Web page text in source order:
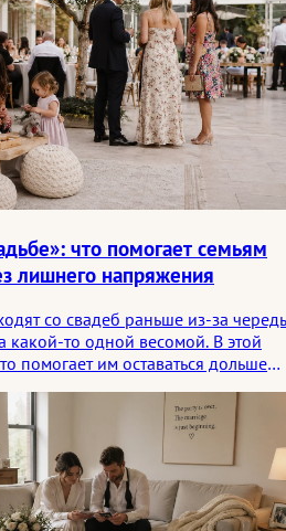
что помогает семьям
лишнего напряжения
со свадеб раньше из-за
какой-то одной весомой. В этой
помогает им оставаться дольше
переходов и простой